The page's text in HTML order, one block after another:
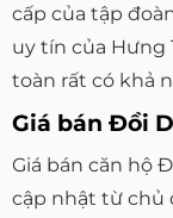
cấp của tập
uy tín của Hưng
toàn rất có khả
Giá bán Đồi
Giá bán căn hộ
cập nhật từ chủ